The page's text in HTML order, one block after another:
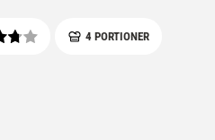
4 PORTIONER